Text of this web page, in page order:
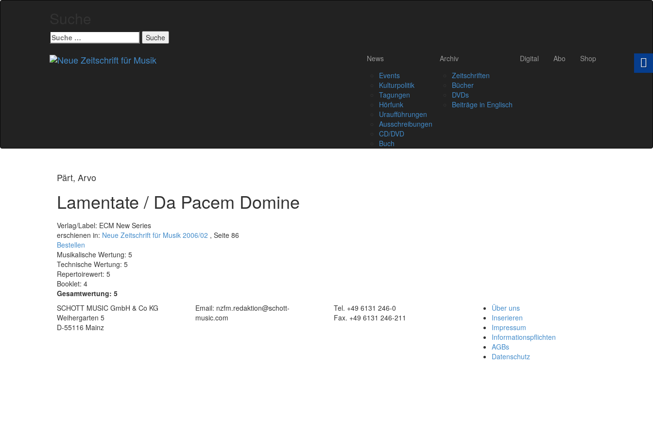
Suche
nach:
News
Events
Kulturpolitik
Tagungen
Hörfunk
Uraufführungen
Ausschreibungen
CD/DVD
Buch
Archiv
Zeitschriften
Bücher
DVDs
Beiträge in Englisch
Digital Abo Shop
Pärt, Arvo
Lamentate / Da Pacem Domine
Verlag/Label: ECM New Series
erschienen in: Neue Zeitschrift für Musik 2006/02 , Seite 86
Bestellen
Musikalische Wertung: 5
Technische Wertung: 5
Repertoirewert: 5
Booklet: 4
Gesamtwertung: 5
SCHOTT MUSIC GmbH & Co KG
Weihergarten 5
D-55116 Mainz
Email: nzfm.redaktion@schott-
music.com
Tel. +49 6131 246-0
Fax. +49 6131 246-211
Über uns
Inserieren
Impressum
Informationspflichten
AGBs
Datenschutz